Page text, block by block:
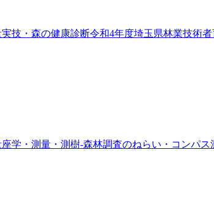
技・森の健康診断令和4年度埼玉県林業技術
学・測量・測樹-森林調査のねらい・コンパ